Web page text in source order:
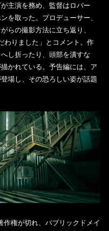
主演を務め、監督はロバー
を取った。プロデューサー、
らの撮影方法に立ち返り、
わりました」とコメント。作
し折ったり、頭部を潰すな
かれている。予告編には、ア
場し、その恐ろしい姿が話題
権が切れ、パブリックドメイ